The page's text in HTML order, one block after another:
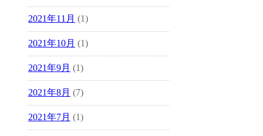
2021年11月 (1)
2021年10月 (1)
2021年9月 (1)
2021年8月 (7)
2021年7月 (1)